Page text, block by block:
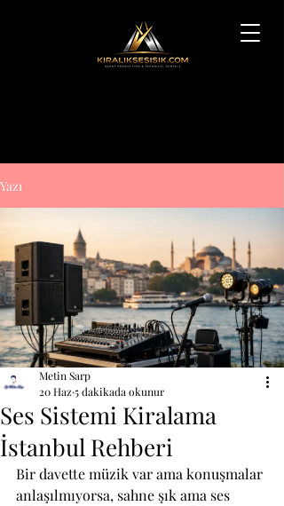
Yazı
Ses Sistemi Kiralama
İstanbul Rehberi
Metin Sarp
20 Haz 5 dakikada okunur
Bir davette müzik var ama konuşmalar
anlaşılmıyorsa, sahne şık ama ses